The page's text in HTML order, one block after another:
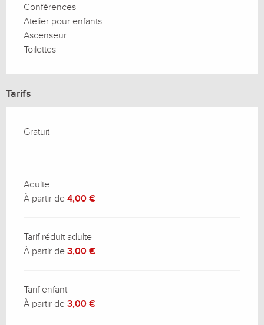
Conférences
Atelier pour enfants
Ascenseur
Toilettes
Tarifs
Gratuit
—
Adulte
À partir de 4,00 €
Tarif réduit adulte
À partir de 3,00 €
Tarif enfant
À partir de 3,00 €